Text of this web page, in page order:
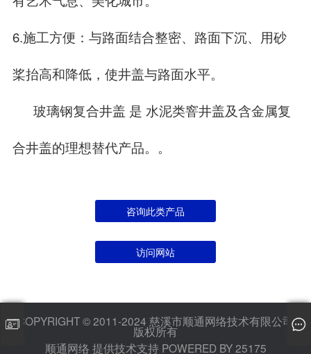
6.施工方便：与路面结合整密、路面下沉、用砂
桨抬高和降低，使井盖与路面水平。
玻璃钢复合井盖 是 水泥类窨井盖及含金属复
合井盖的理想替代产品。。
咨询此类产品
访问网站
COPYRIGHT © 2011-2024 慈溪市顺通网络技术有限公司
版权所有
顺通网络 提供技术支持 POWERED BY 25175